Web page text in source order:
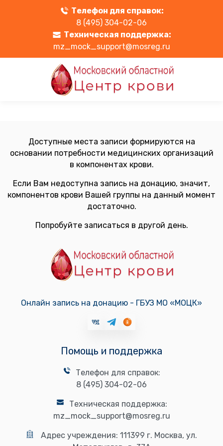
Телефон для справок:
8 (495) 304-02-06
Техническая поддержка:
mz_mock_support@mosreg.ru
Доступные места записи формируются на
основании потребности медицинских организаций
в компонентах крови.
Если Вам недоступна запись на донацию, значит,
компонентов крови Вашей группы на данный момент
достаточно.
Попробуйте записаться в другой день.
Онлайн запись на донацию - ГБУЗ МО «МОЦК»
Помощь и поддержка
Телефон для справок:
8 (495) 304-02-06
Техническая поддержка:
mz_mock_support@mosreg.ru
Адрес учреждения: 111399 г. Москва, ул.